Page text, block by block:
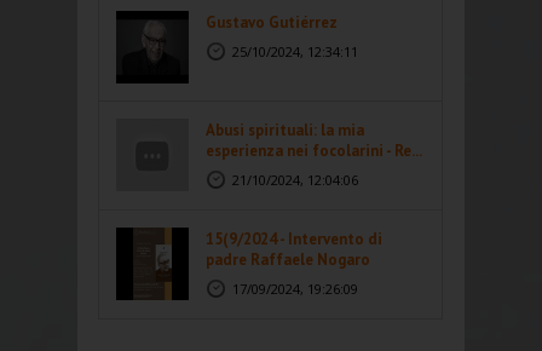
Gustavo Gutiérrez
25/10/2024, 12:34:11
Abusi spirituali: la mia
esperienza nei focolarini - Re...
21/10/2024, 12:04:06
15(9/2024 - Intervento di
padre Raffaele Nogaro
17/09/2024, 19:26:09